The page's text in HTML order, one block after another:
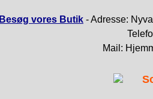
Besøg vores Butik - Adresse:
Mail: